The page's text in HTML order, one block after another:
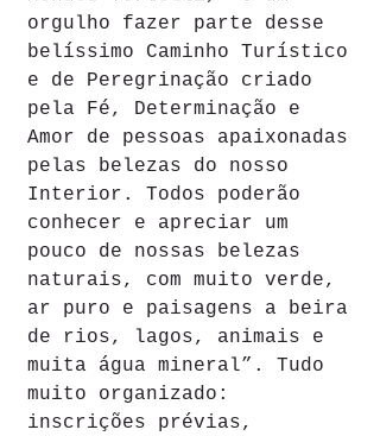
orgulho fazer parte desse
belíssimo Caminho Turístico
e de Peregrinação criado
pela Fé, Determinação e
Amor de pessoas apaixonadas
pelas belezas do nosso
Interior. Todos poderão
conhecer e apreciar um
pouco de nossas belezas
naturais, com muito verde,
ar puro e paisagens a beira
de rios, lagos, animais e
muita água mineral”. Tudo
muito organizado:
inscrições prévias,